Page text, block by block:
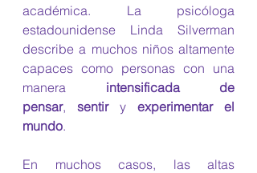
académica. La psicóloga
estadounidense Linda Silverman
describe a muchos niños altamente
capaces como personas con una
manera intensificada de
pensar, sentir y experimentar el
mundo.
En muchos casos, las altas